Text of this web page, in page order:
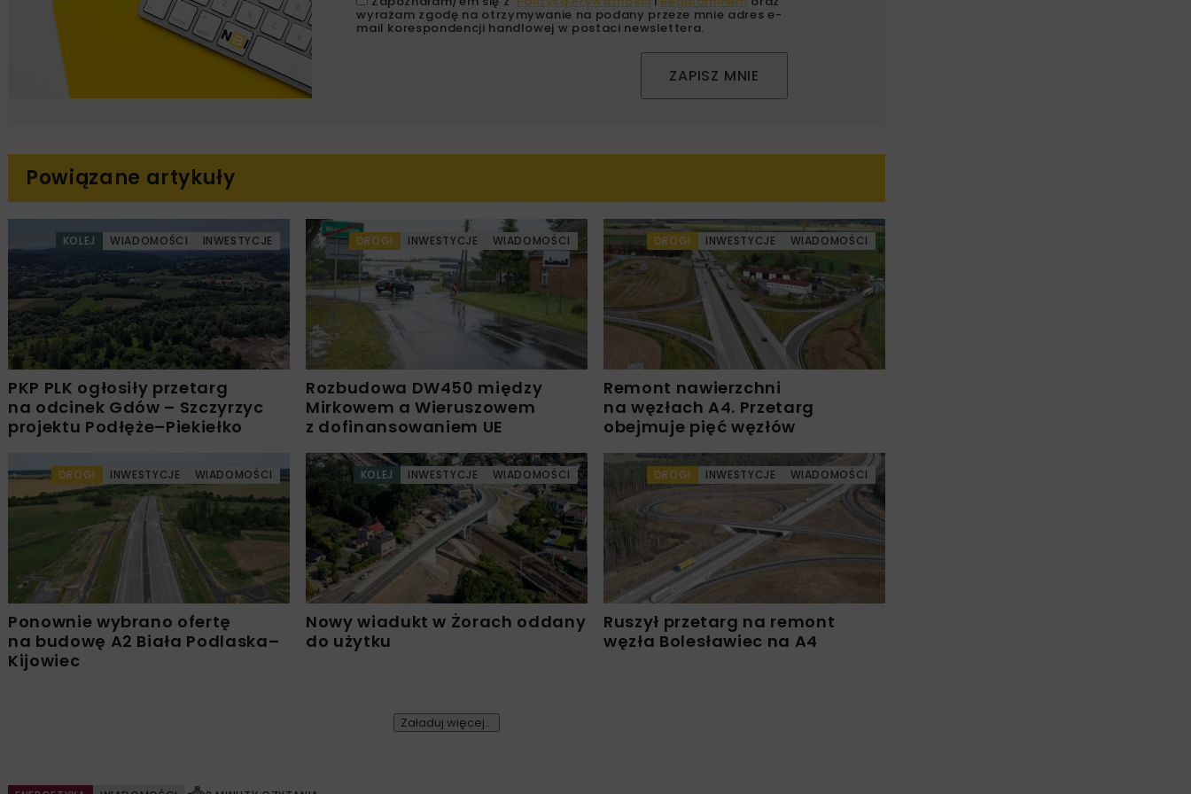
wyrażam zgodę na otrzymywanie na podany przeze mnie adres e-
mail korespondencji handlowej w postaci newslettera.
ZAPISZ MNIE
Powiązane artykuły
KOLEJ WIADOMOŚCI INWESTYCJE
PKP PLK ogłosiły przetarg
na odcinek Gdów – Szczyrzyc
projektu Podłęże–Piekiełko
DROGI INWESTYCJE WIADOMOŚCI
Rozbudowa DW450 między
Mirkowem a Wieruszowem
z dofinansowaniem UE
DROGI INWESTYCJE WIADOMOŚCI
Remont nawierzchni
na węzłach A4. Przetarg
obejmuje pięć węzłów
DROGI INWESTYCJE WIADOMOŚCI
Ponownie wybrano ofertę
na budowę A2 Biała Podlaska–
Kijowiec
KOLEJ INWESTYCJE WIADOMOŚCI
Nowy wiadukt w Żorach oddany
do użytku
DROGI INWESTYCJE WIADOMOŚCI
Ruszył przetarg na remont
węzła Bolesławiec na A4
Załaduj więcej...